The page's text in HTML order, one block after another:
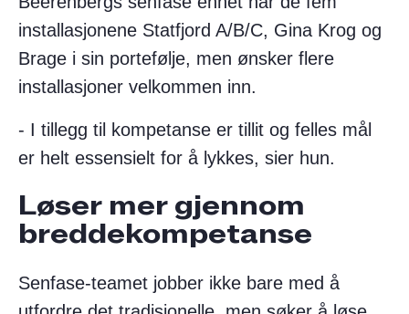
installasjonene Statfjord A/B/C, Gina Krog og
Brage i sin portefølje, men ønsker flere
installasjoner velkommen inn.
- I tillegg til kompetanse er tillit og felles mål
er helt essensielt for å lykkes, sier hun.
Løser mer gjennom
breddekompetanse
Senfase-teamet jobber ikke bare med å